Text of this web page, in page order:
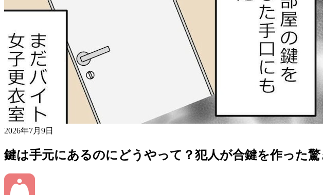
2026年7月9日
鍵は手元にあるのにどうやって？犯人が合鍵を作った